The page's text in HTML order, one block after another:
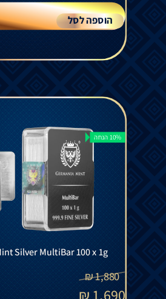
הוספה לסל
10% הנחה
Silver MultiBar 100 x 1g
1,880
₪